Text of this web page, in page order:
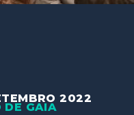
2022
DE GAIA